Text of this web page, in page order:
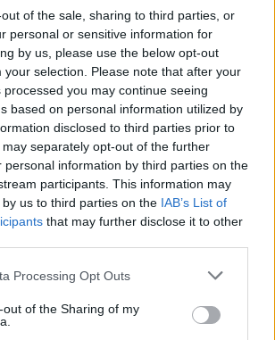
of the sale, sharing to third parties, or
personal or sensitive information for
by us, please use the below opt-out
your selection. Please note that after your
you may continue seeing
based on personal information utilized by
disclosed to third parties prior to
separately opt-out of the further
personal information by third parties on the
participants. This information may
us to third parties on the IAB’s List of
that may further disclose it to other
Processing Opt Outs
out of the Sharing of my
News Santé
https://news-sante.fr
CONNEXES PLUS DE L'AUTEUR
Santé
Éclipse du 12 août :
attention à la pénurie de
Santé
Un chewing-gum
révolutionnaire pour
buccal